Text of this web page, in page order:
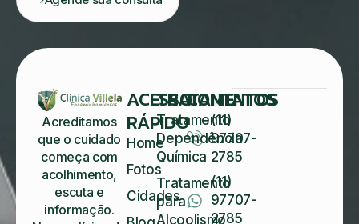
Acreditamos
que o cuidado
começa com
acolhimento,
escuta e
informação.
ACESSO
RÁPIDO
Home
Fotos
Cidades
TRATAMENTOS
Tratamento
Dependência
Química
Tratamento
para
Alcoolismo
CONTATOS
(11)
97707-
2785
(11)
97707-
2785